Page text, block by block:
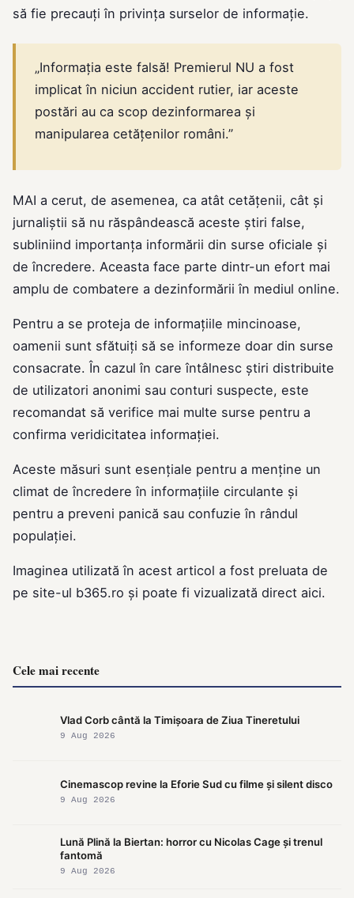
să fie precauți în privința surselor de informație.
„Informația este falsă! Premierul NU a fost
implicat în niciun accident rutier, iar aceste
postări au ca scop dezinformarea și
manipularea cetățenilor români.”
MAI a cerut, de asemenea, ca atât cetățenii, cât și
jurnaliștii să nu răspândească aceste știri false,
subliniind importanța informării din surse oficiale și
de încredere. Aceasta face parte dintr-un efort mai
amplu de combatere a dezinformării în mediul online.
Pentru a se proteja de informațiile mincinoase,
oamenii sunt sfătuiți să se informeze doar din surse
consacrate. În cazul în care întâlnesc știri distribuite
de utilizatori anonimi sau conturi suspecte, este
recomandat să verifice mai multe surse pentru a
confirma veridicitatea informației.
Aceste măsuri sunt esențiale pentru a menține un
climat de încredere în informațiile circulante și
pentru a preveni panică sau confuzie în rândul
populației.
Imaginea utilizată în acest articol a fost preluata de
pe site-ul b365.ro și poate fi vizualizată direct aici.
Cele mai recente
Vlad Corb cântă la Timișoara de Ziua Tineretului
9 Aug 2026
Cinemascop revine la Eforie Sud cu filme și silent disco
9 Aug 2026
Lună Plină la Biertan: horror cu Nicolas Cage și trenul
fantomă
9 Aug 2026